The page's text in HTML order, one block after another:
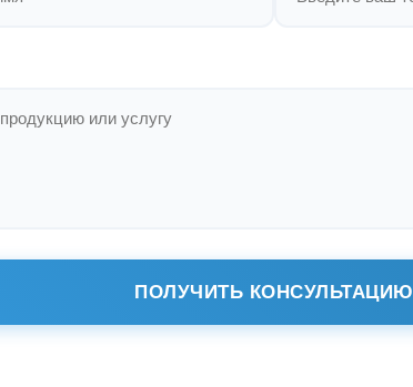
ПОЛУЧИТЬ КОНСУЛЬТАЦИЮ